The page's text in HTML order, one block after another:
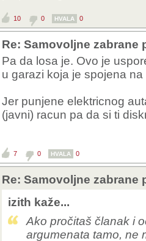
10 0 HVALA 0
Re: Samovoljne
Pa da losa je. Ovo je
u garazi koja je spojena
Jer punjene elektricnog
(javni) racun pa da si ti
7 0 HVALA 0
Re: Samovoljne
izith kaže...
Ako pročitaš članak i
argumenata tamo, ne